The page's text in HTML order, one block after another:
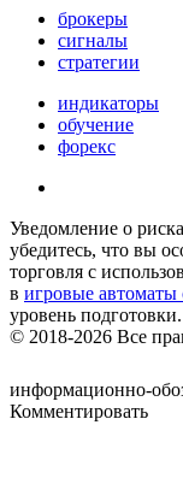
брокеры
сигналы
стратегии
индикаторы
обучение
форекс
Уведомление о
убедитесь, что вы
торговля с
в игровые
уровень подготовки.
© 2018-2026 Все
информационно-
Комментировать